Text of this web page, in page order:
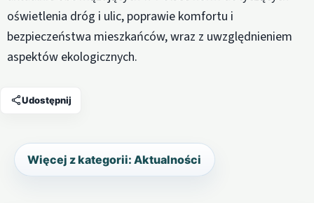
oświetlenia dróg i ulic, poprawie komfortu i
bezpieczeństwa mieszkańców, wraz z uwzględnieniem
aspektów ekologicznych.
Udostępnij
Więcej z kategorii: Aktualności